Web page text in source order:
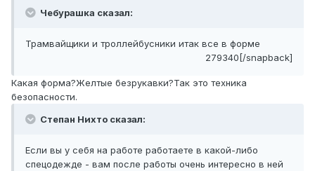
Чебурашка сказал:
Трамвайщики и троллейбусники итак все в форме
279340[/snapback]
Какая форма?Желтые безрукавки?Так это техника
безопасности.
Степан Нихто сказал:
Если вы у себя на работе работаете в какой-либо
спецодежде - вам после работы очень интересно в ней